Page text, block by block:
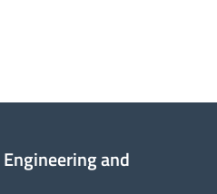
and